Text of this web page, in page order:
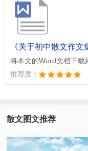
《关于初中散文作文
将本文的Word文档下载
推荐度：
散文图文推荐